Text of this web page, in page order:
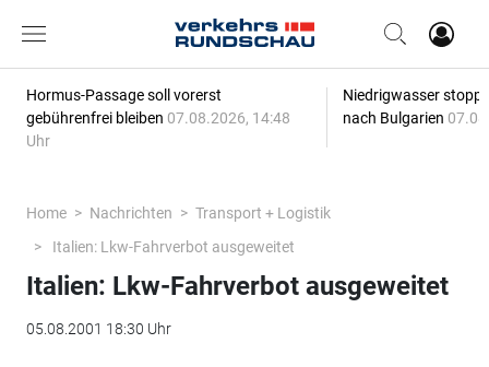
Hormus-Passage soll vorerst
gebührenfrei bleiben 07.08.2026, 14:48
Uhr
Niedrigwasser
nach Bulgarien
Home Nachrichten
Transport + Logistik
Italien: Lkw-Fahrverbot ausgeweitet
Italien: Lkw-Fahrverbot ausgeweitet
05.08.2001 18:30 Uhr